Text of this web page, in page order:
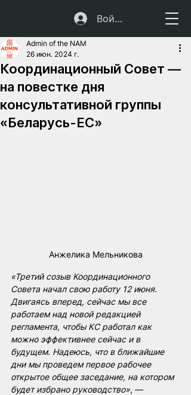
Войти
Координационный Cовет —
на повестке дня
консультативной группы
«Беларусь-ЕС»
Admin of the NAM
26 июн. 2024 г.
Анжелика Мельникова
«Третий созыв Координационного
Совета начал свою работу 12 июня.
Двигаясь вперед, сейчас мы все
работаем над новой редакцией
регламента, чтобы КС работал как
можно эффективнее сейчас и в
будущем. Надеюсь, что в ближайшие
дни мы проведем первое рабочее
открытое общее заседание, на котором
будет избрано руководство», —